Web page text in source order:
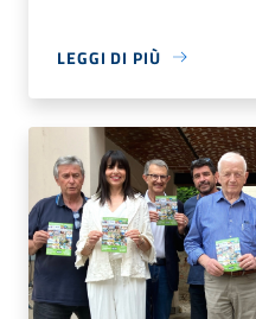
LEGGI DI PIÙ